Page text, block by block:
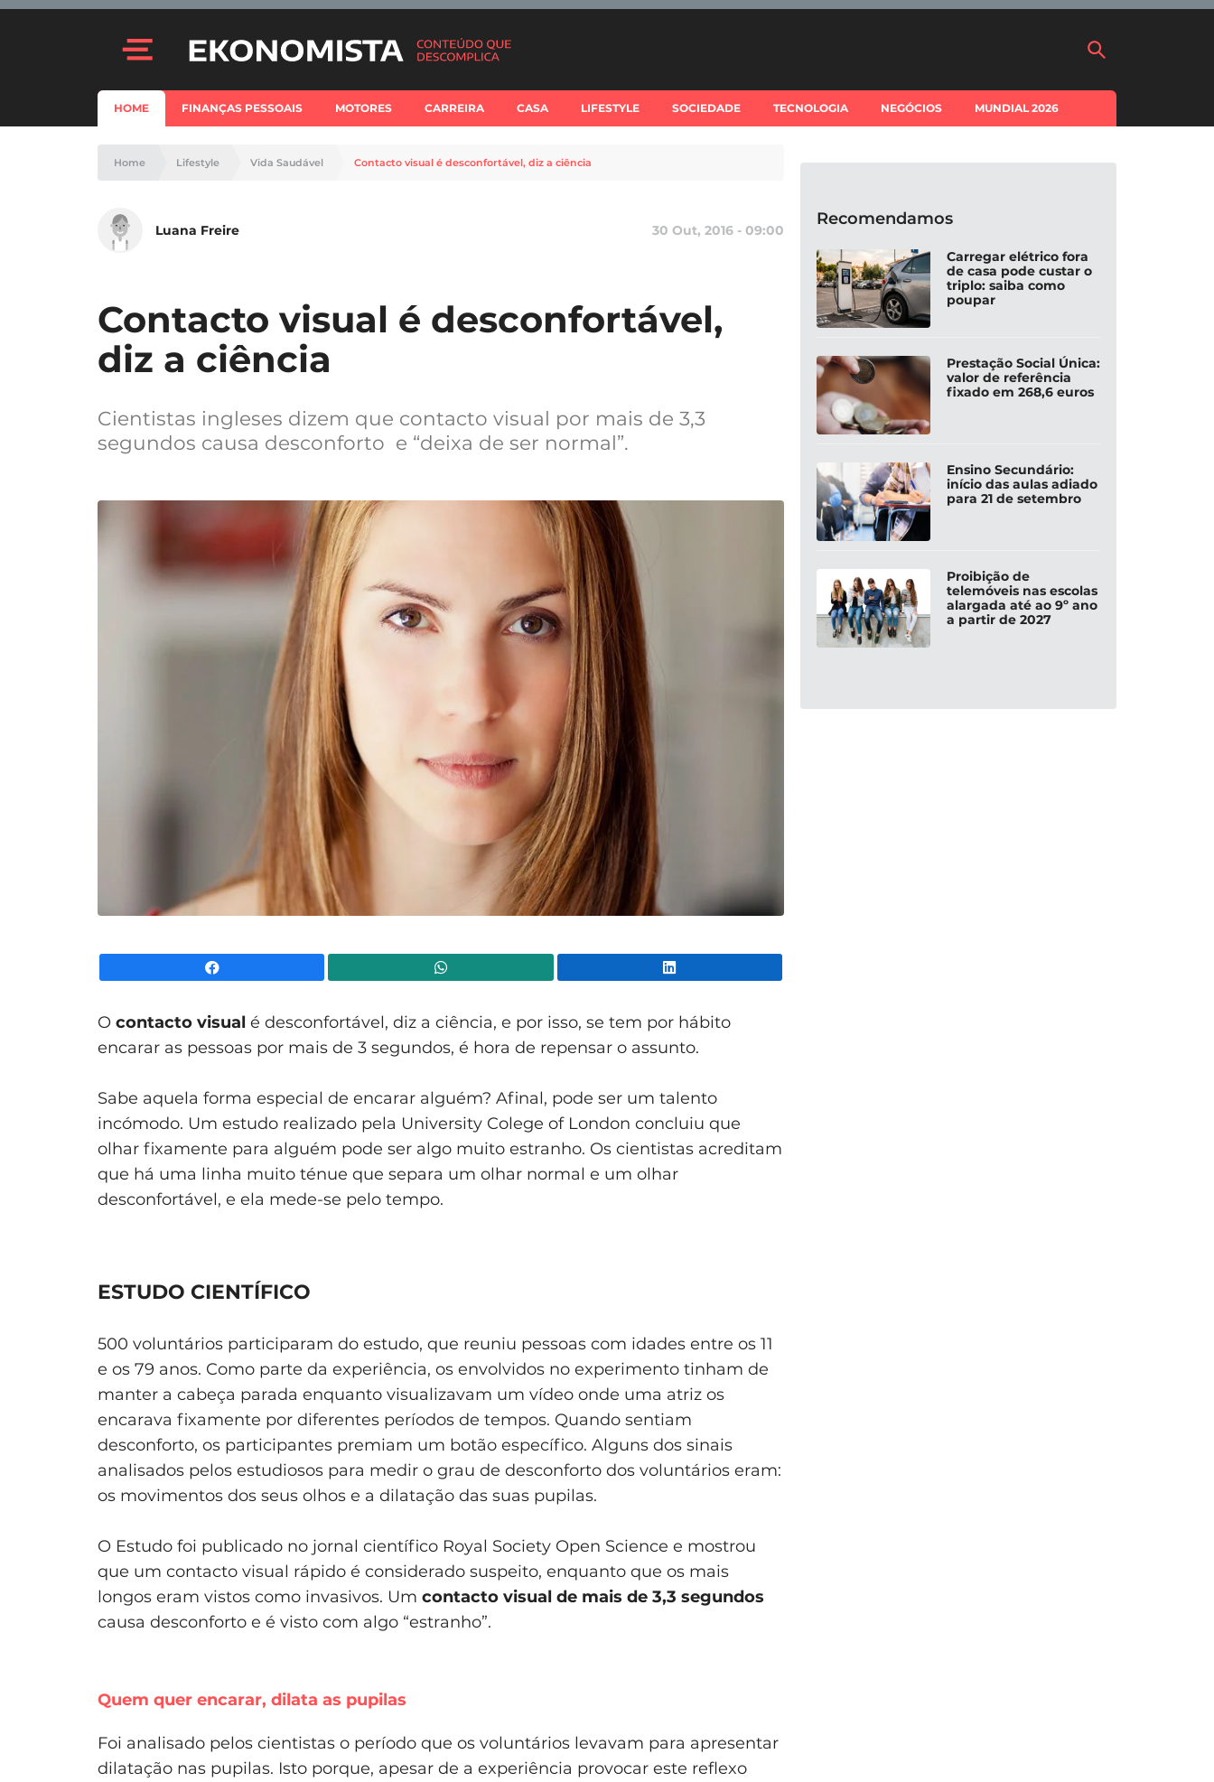
HOME FINANÇAS PESSOAIS MOTORES CARREIRA CASA LIFESTYLE SOCIEDADE TECNOLOGIA NEGÓCIOS MUNDIAL 2026
Home Lifestyle Vida Saudável Contacto visual é desconfortável, diz a ciência
Luana Freire 30 Out, 2016 - 09:00
Contacto visual é desconfortável,
diz a ciência
Cientistas ingleses dizem que contacto visual por mais de 3,3
segundos causa desconforto e “deixa de ser normal”.
O contacto visual é desconfortável, diz a ciência, e por isso, se tem por hábito
encarar as pessoas por mais de 3 segundos, é hora de repensar o assunto.
Sabe aquela forma especial de encarar alguém? Afinal, pode ser um talento
incómodo. Um estudo realizado pela University Colege of London concluiu que
olhar fixamente para alguém pode ser algo muito estranho. Os cientistas acreditam
que há uma linha muito ténue que separa um olhar normal e um olhar
desconfortável, e ela mede-se pelo tempo.
ESTUDO CIENTÍFICO
500 voluntários participaram do estudo, que reuniu pessoas com idades entre os 11
e os 79 anos. Como parte da experiência, os envolvidos no experimento tinham de
manter a cabeça parada enquanto visualizavam um vídeo onde uma atriz os
encarava fixamente por diferentes períodos de tempos. Quando sentiam
desconforto, os participantes premiam um botão específico. Alguns dos sinais
analisados pelos estudiosos para medir o grau de desconforto dos voluntários eram:
os movimentos dos seus olhos e a dilatação das suas pupilas.
O Estudo foi publicado no jornal científico Royal Society Open Science e mostrou
que um contacto visual rápido é considerado suspeito, enquanto que os mais
longos eram vistos como invasivos. Um contacto visual de mais de 3,3 segundos
causa desconforto e é visto com algo “estranho”.
Quem quer encarar, dilata as pupilas
Foi analisado pelos cientistas o período que os voluntários levavam para apresentar
dilatação nas pupilas. Isto porque, apesar de a experiência provocar este reflexo
Recomendamos
Carregar elétrico fora
de casa pode custar o
triplo: saiba como
poupar
Prestação Social Única:
valor de referência
fixado em 268,6 euros
Ensino Secundário:
início das aulas adiado
para 21 de setembro
Proibição de
telemóveis nas escolas
alargada até ao 9º ano
a partir de 2027